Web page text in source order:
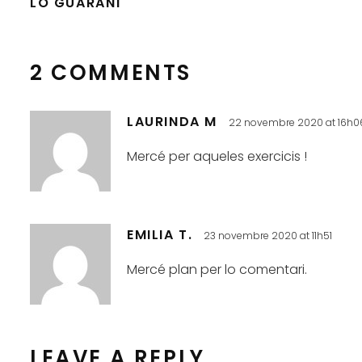
2 COMMENTS
LAURINDA M 22 novembre 2020 at
Mercé per aqueles exercicis !
EMILIA T. 23 novembre 2020 at 11h51
Mercé plan per lo comentari.